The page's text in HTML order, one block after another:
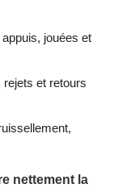
jouées et
rejets et retours
nettement la